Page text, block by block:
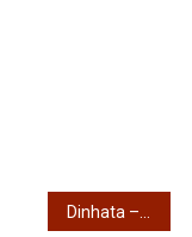
Dinhata – दिनहाटा में तृणमूल नेता को मारी गोली!